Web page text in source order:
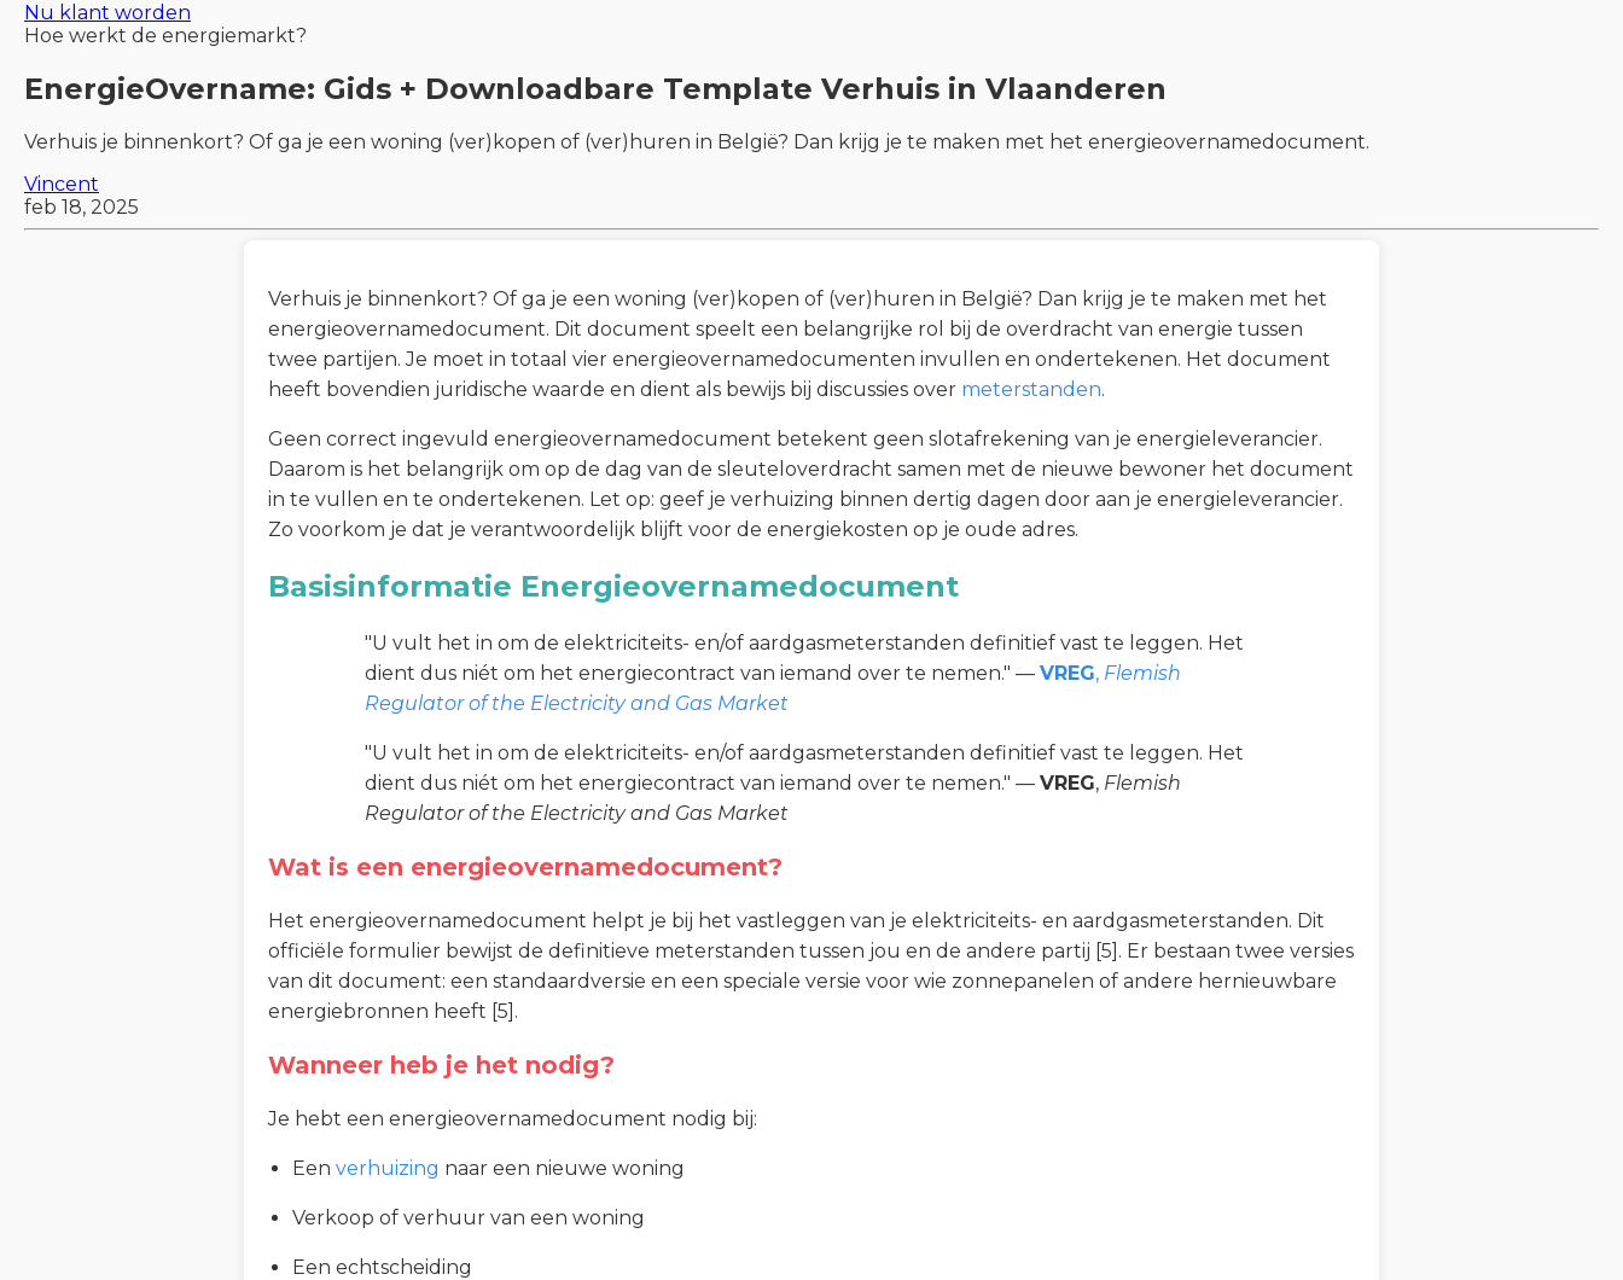
Nu klant worden
Hoe werkt de energiemarkt?
EnergieOvername: Gids + Downloadbare Template Verhuis in Vlaanderen
Verhuis je binnenkort? Of ga je een woning (ver)kopen of (ver)huren in België? Dan krijg je te maken met het energieovernamedocument.
Vincent
feb 18, 2025
Verhuis je binnenkort? Of ga je een woning (ver)kopen of (ver)huren in België? Dan krijg je te maken met het
energieovernamedocument. Dit document speelt een belangrijke rol bij de overdracht van energie tussen
twee partijen. Je moet in totaal vier energieovernamedocumenten invullen en ondertekenen. Het document
heeft bovendien juridische waarde en dient als bewijs bij discussies over meterstanden.
Geen correct ingevuld energieovernamedocument betekent geen slotafrekening van je energieleverancier.
Daarom is het belangrijk om op de dag van de sleuteloverdracht samen met de nieuwe bewoner het document
in te vullen en te ondertekenen. Let op: geef je verhuizing binnen dertig dagen door aan je energieleverancier.
Zo voorkom je dat je verantwoordelijk blijft voor de energiekosten op je oude adres.
Basisinformatie Energieovernamedocument
"U vult het in om de elektriciteits- en/of aardgasmeterstanden definitief vast te leggen. Het
dient dus niét om het energiecontract van iemand over te nemen." — VREG, Flemish
Regulator of the Electricity and Gas Market
"U vult het in om de elektriciteits- en/of aardgasmeterstanden definitief vast te leggen. Het
dient dus niét om het energiecontract van iemand over te nemen." — VREG, Flemish
Regulator of the Electricity and Gas Market
Wat is een energieovernamedocument?
Het energieovernamedocument helpt je bij het vastleggen van je elektriciteits- en aardgasmeterstanden. Dit
officiële formulier bewijst de definitieve meterstanden tussen jou en de andere partij [5]. Er bestaan twee versies
van dit document: een standaardversie en een speciale versie voor wie zonnepanelen of andere hernieuwbare
energiebronnen heeft [5].
Wanneer heb je het nodig?
Je hebt een energieovernamedocument nodig bij:
Een verhuizing naar een nieuwe woning
Verkoop of verhuur van een woning
Een echtscheiding